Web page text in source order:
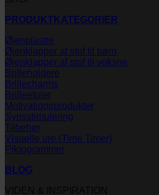
PRODUKTKATEGORIER
Øjenplastre
Øjenklapper af stof til børn
Øjenklapper af stof til voksne
Brilleholdere
Brillecharms
Brilleetuier
Motivationsprodukter
Synsstimulering
Tilbehør
Visuelle ure (Time Timer)
Piktogrammer
BLOG